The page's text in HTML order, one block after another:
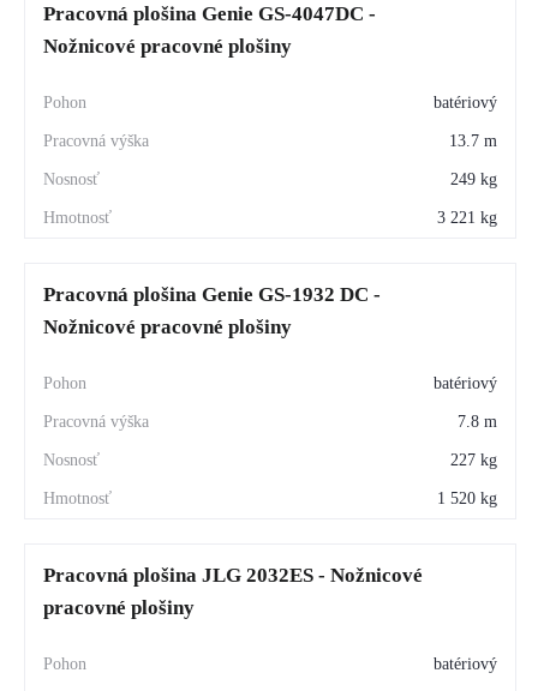
Pracovná plošina Genie GS-4047DC -
Nožnicové pracovné plošiny
batériový
13.7 m
249 kg
3 221 kg
Pracovná plošina Genie GS-1932 DC -
Nožnicové pracovné plošiny
batériový
7.8 m
227 kg
1 520 kg
Pracovná plošina JLG 2032ES - Nožnicové
pracovné plošiny
batériový